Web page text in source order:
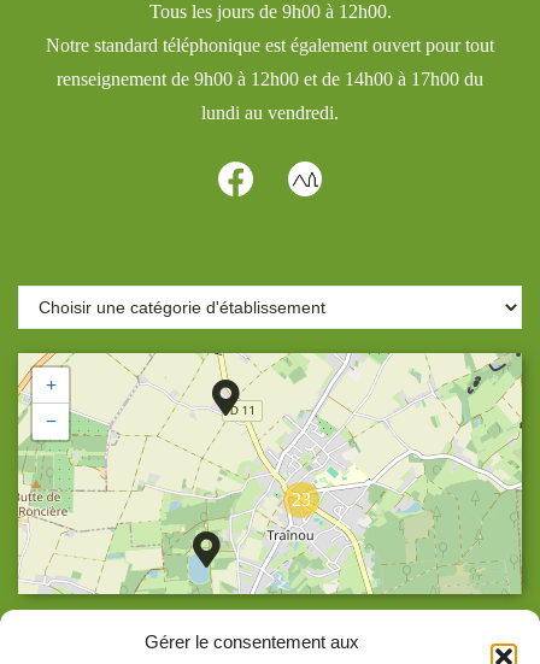
Gérer le consentement aux
Tous les jours de 9h00 à 12h00.
Notre standard téléphonique est également ouvert pour tout
renseignement de 9h00 à 12h00 et de 14h00 à 17h00 du
lundi au vendredi.
23
+
−